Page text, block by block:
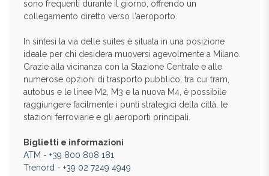
sono frequenti durante il giorno, offrendo un
collegamento diretto verso l'aeroporto.
In sintesi la via delle suites è situata in una posizione
ideale per chi desidera muoversi agevolmente a Milano.
Grazie alla vicinanza con la Stazione Centrale e alle
numerose opzioni di trasporto pubblico, tra cui tram,
autobus e le linee M2, M3 e la nuova M4, è possibile
raggiungere facilmente i punti strategici della città, le
stazioni ferroviarie e gli aeroporti principali.
Biglietti e informazioni
ATM - +39 800 808 181
Trenord - +39 02 7249 4949